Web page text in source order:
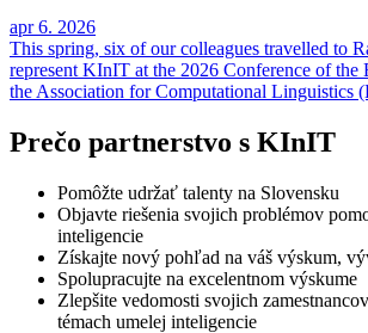
apr 6. 2026
This spring, six of our colleagues travelled to
represent KInIT at the 2026 Conference of the
the Association for Computational Linguistics
Prečo partnerstvo s KInIT
Pomôžte udržať talenty na Slovensku
Objavte riešenia svojich problémov
inteligencie
Získajte nový pohľad na váš výskum,
Spolupracujte na excelentnom výskume
Zlepšite vedomosti svojich
témach umelej inteligencie